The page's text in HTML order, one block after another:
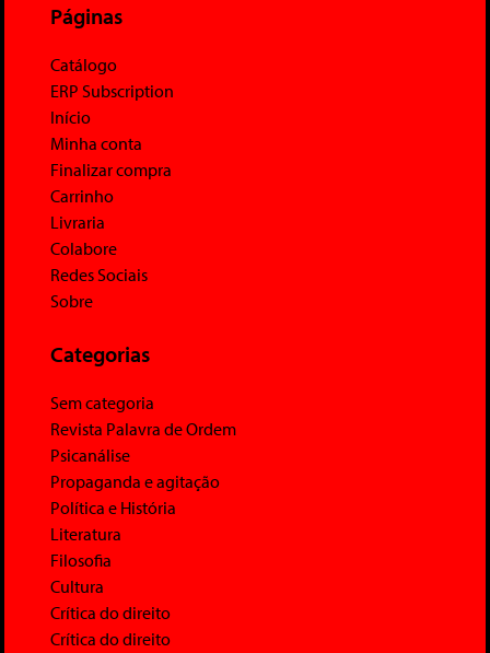
Páginas
Catálogo
ERP Subscription
Início
Minha conta
Finalizar compra
Carrinho
Livraria
Colabore
Redes Sociais
Sobre
Categorias
Sem categoria
Revista Palavra de Ordem
Psicanálise
Propaganda e agitação
Política e História
Literatura
Filosofia
Cultura
Crítica do direito
Crítica do direito